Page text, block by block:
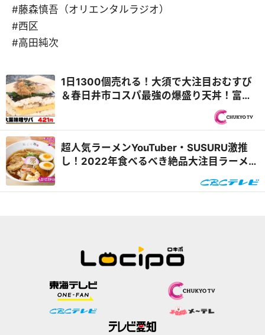
#藤森慎吾（オリエンタルラジオ）
#西区
#高田純次
1日1300個売れる！大須で大注目おむすび
＆春日井市コスパ最強の爆盛り天丼！富士
山すべり台完全制覇の旅『PS純金（ゴール
超人気ラーメンYouTuber・SUSURU激推
し！2022年食べるべき絶品大注目ラーメ